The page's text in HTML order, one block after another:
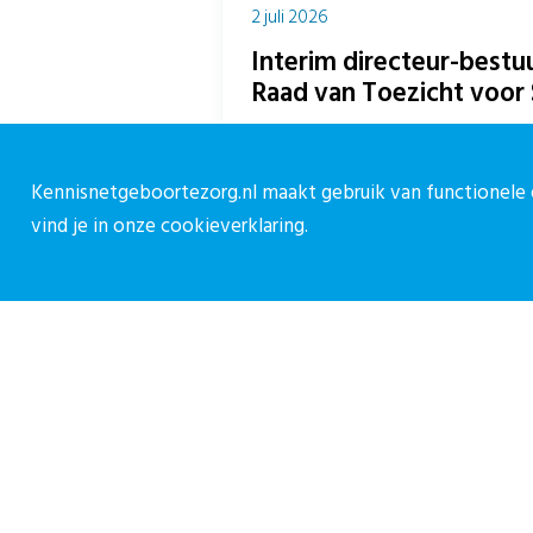
2 juli 2026
Interim directeur-
Raad van Toezicht
Per 1 juli 2026 treedt Susanne van
Spreen...
Kennisnetgeboortezorg.nl maakt gebruik van
vind je in onzecookieverklaring.